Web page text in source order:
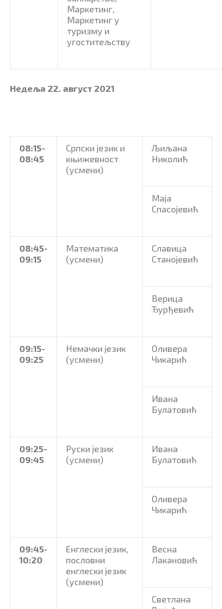
Маркетинг,
Маркетинг у
туризму и
угоститељству
Недеља 22. август 2021
08:15-
08:45
Српски језик и
књижевност
(усмени)
Љиљана
Николић
Маја
Спасојевић
08:45-
09:15
Математика
(усмени)
Славица
Станојевић
Верица
Ђурђевић
09:15-
09:25
Немачки језик
(усмени)
Оливера
Чикарић
Ивана
Булатовић
09:25-
09:45
Руски језик
(усмени)
Ивана
Булатовић
Оливера
Чикарић
09:45-
10:20
Енглески језик,
пословни
енглески језик
(усмени)
Весна
Лакановић
Светлана